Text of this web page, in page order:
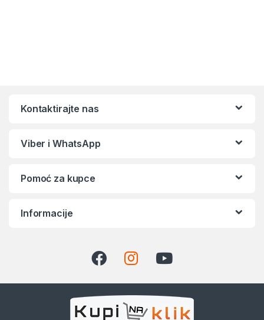
Kontaktirajte nas
Viber i WhatsApp
Pomoć za kupce
Informacije